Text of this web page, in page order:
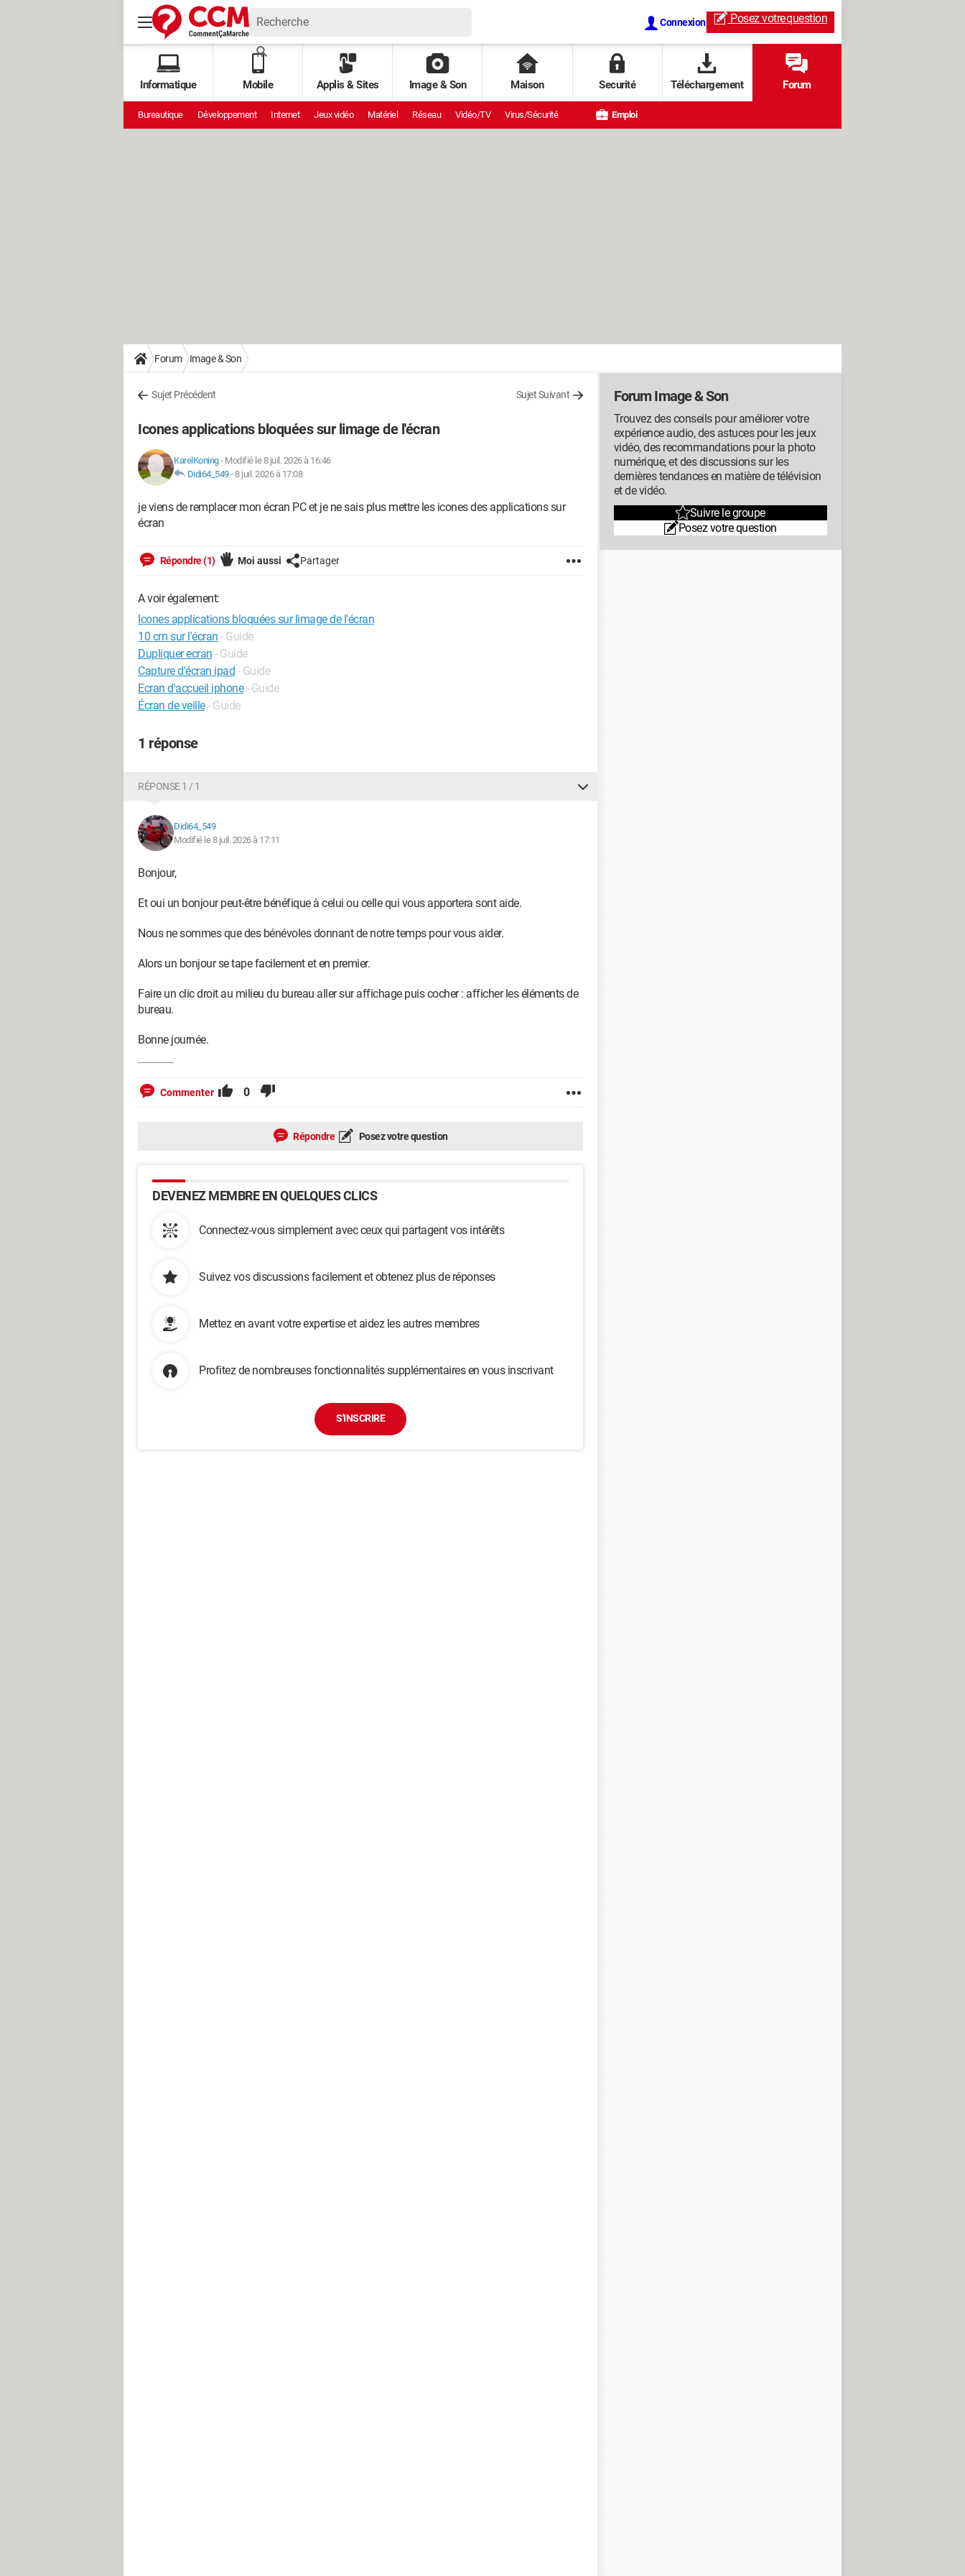
Connexion Posez votrequestion
Informatique Mobile Applis & Sites Image & Son Maison Securité Téléchargement Forum
Bureautique Développement Internet Jeux vidéo Matériel Réseau Vidéo/TV Virus/Sécurité Emploi
Forum Image & Son
Sujet Précédent Sujet Suivant
Icones applications bloquées sur limage de l'écran
KarelKoning- Modifié le 8 juil. 2026 à 16:46
Didi64_549-8 juil. 2026 à 17:08
je viens de remplacer mon écran PC et je ne sais plus mettre les icones des applications sur
écran
Répondre (1) Moi aussi Partager
A voir également:
Icones applications bloquées sur limage de l'écran
10 cm sur l'écran - Guide
Dupliquer ecran - Guide
Capture d'écran ipad - Guide
Ecran d'accueil iphone - Guide
Écran de veille- Guide
1 réponse
RÉPONSE 1 / 1
Didi64_549
Modifié le 8 juil. 2026 à 17:11
Bonjour,
Et oui un bonjour peut-être bénéfique à celui ou celle qui vous apportera sont aide.
Nous ne sommes que des bénévoles donnant de notre temps pour vous aider.
Alors un bonjour se tape facilement et en premier.
Faire un clic droit au milieu du bureau aller sur affichage puis cocher : afficher les éléments de
bureau.
Bonne journée.
Commenter 0
Répondre Posez votre question
DEVENEZ MEMBRE EN QUELQUES CLICS
Connectez-vous simplement avec ceux qui partagent vos intérêts
Suivez vos discussions facilement et obtenez plus de réponses
Mettez en avant votre expertise et aidez les autres membres
Profitez de nombreuses fonctionnalités supplémentaires en vous inscrivant
S'INSCRIRE
Forum Image & Son
Trouvez des conseils pour améliorer votre
expérience audio, des astuces pour les jeux
vidéo, des recommandations pour la photo
numérique, et des discussions sur les
dernières tendances en matière de télévision
et de vidéo.
Suivre le groupe
Posez votre question